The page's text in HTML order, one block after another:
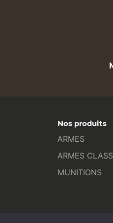
Nos produits
ARMES
ARMES
MUNITIONS